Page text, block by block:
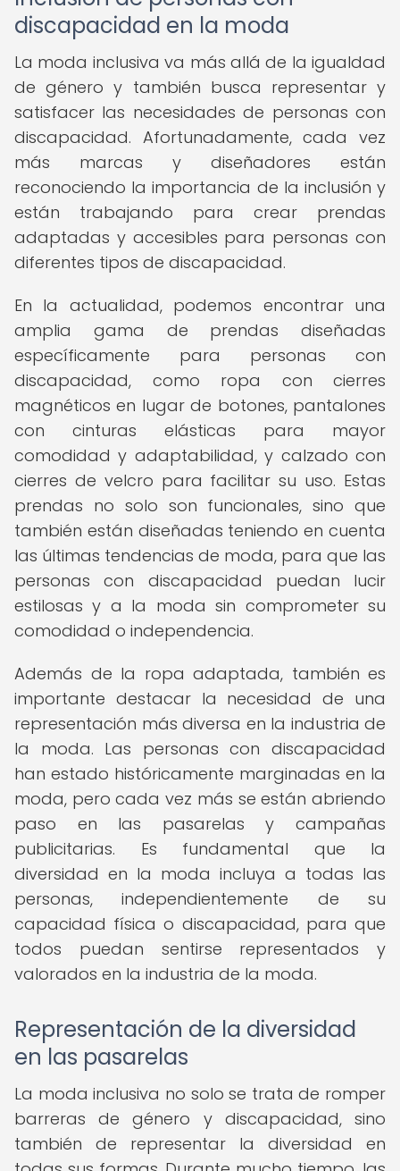
discapacidad en la moda
La moda inclusiva va más allá de la igualdad
de género y también busca representar y
satisfacer las necesidades de personas con
discapacidad. Afortunadamente, cada vez
más marcas y diseñadores están
reconociendo la importancia de la inclusión y
están trabajando para crear prendas
adaptadas y accesibles para personas con
diferentes tipos de discapacidad.
En la actualidad, podemos encontrar una
amplia gama de prendas diseñadas
específicamente para personas con
discapacidad, como ropa con cierres
magnéticos en lugar de botones, pantalones
con cinturas elásticas para mayor
comodidad y adaptabilidad, y calzado con
cierres de velcro para facilitar su uso. Estas
prendas no solo son funcionales, sino que
también están diseñadas teniendo en cuenta
las últimas tendencias de moda, para que las
personas con discapacidad puedan lucir
estilosas y a la moda sin comprometer su
comodidad o independencia.
Además de la ropa adaptada, también es
importante destacar la necesidad de una
representación más diversa en la industria de
la moda. Las personas con discapacidad
han estado históricamente marginadas en la
moda, pero cada vez más se están abriendo
paso en las pasarelas y campañas
publicitarias. Es fundamental que la
diversidad en la moda incluya a todas las
personas, independientemente de su
capacidad física o discapacidad, para que
todos puedan sentirse representados y
valorados en la industria de la moda.
Representación de la diversidad
en las pasarelas
La moda inclusiva no solo se trata de romper
barreras de género y discapacidad, sino
también de representar la diversidad en